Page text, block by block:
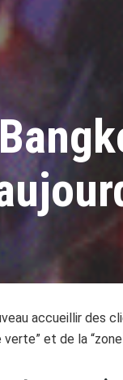
accueillir des
et de la